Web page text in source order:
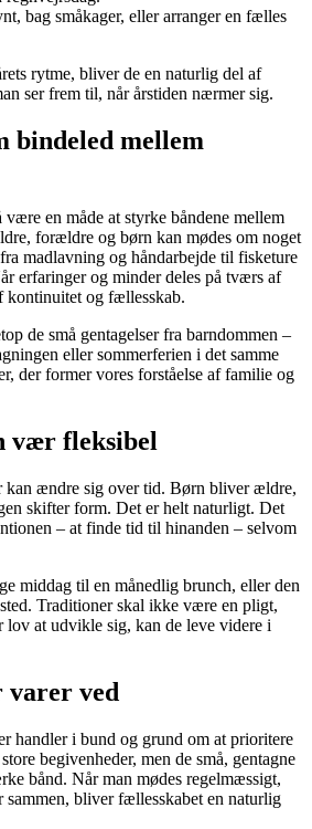
bag småkager, eller arranger en fælles
rytme, bliver de en naturlig del af
ser frem til, når årstiden nærmer sig.
bindeled mellem
være en måde at styrke båndene mellem
forældre og børn kan mødes om noget
madlavning og håndarbejde til fisketure
erfaringer og minder deles på tværs af
kontinuitet og fællesskab.
de små gentagelser fra barndommen –
eller sommerferien i det samme
der former vores forståelse af familie og
vær fleksibel
kan ændre sig over tid. Børn bliver ældre,
skifter form. Det er helt naturligt. Det
– at finde tid til hinanden – selvom
middag til en månedlig brunch, eller den
Traditioner skal ikke være en pligt,
lov at udvikle sig, kan de leve videre i
varer ved
handler i bund og grund om at prioritere
begivenheder, men de små, gentagne
bånd. Når man mødes regelmæssigt,
sammen, bliver fællesskabet en naturlig